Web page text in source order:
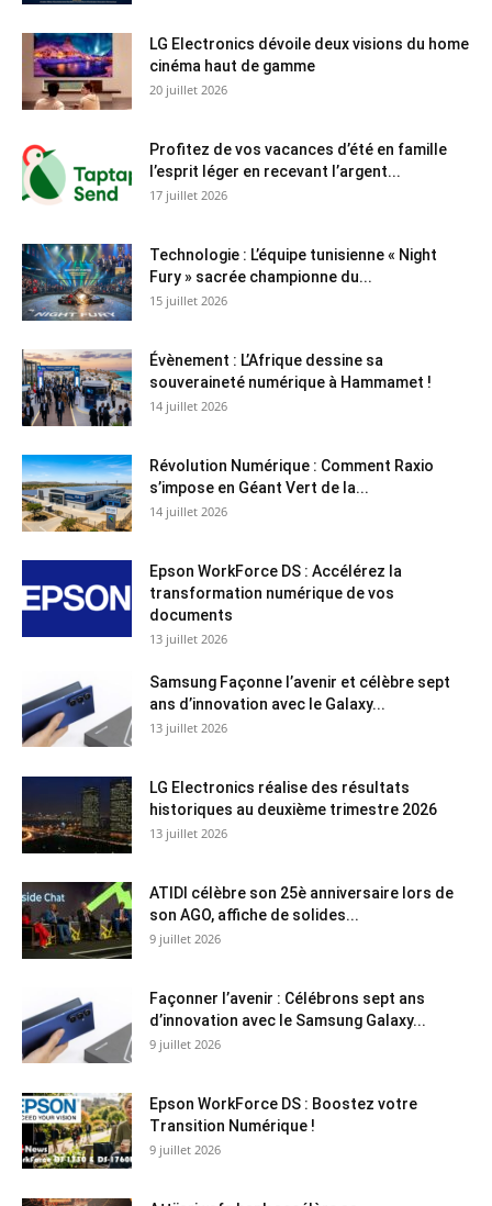
LG Electronics dévoile deux visions du home
cinéma haut de gamme
20 juillet 2026
Profitez de vos vacances d’été en famille
l’esprit léger en recevant l’argent...
17 juillet 2026
Technologie : L’équipe tunisienne « Night
Fury » sacrée championne du...
15 juillet 2026
Évènement : L’Afrique dessine sa
souveraineté numérique à Hammamet !
14 juillet 2026
Révolution Numérique : Comment Raxio
s’impose en Géant Vert de la...
14 juillet 2026
Epson WorkForce DS : Accélérez la
transformation numérique de vos
documents
13 juillet 2026
Samsung Façonne l’avenir et célèbre sept
ans d’innovation avec le Galaxy...
13 juillet 2026
LG Electronics réalise des résultats
historiques au deuxième trimestre 2026
13 juillet 2026
ATIDI célèbre son 25è anniversaire lors de
son AGO, affiche de solides...
9 juillet 2026
Façonner l’avenir : Célébrons sept ans
d’innovation avec le Samsung Galaxy...
9 juillet 2026
Epson WorkForce DS : Boostez votre
Transition Numérique !
9 juillet 2026